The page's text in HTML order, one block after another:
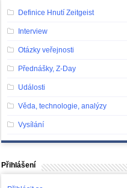
Definice Hnutí Zeitgeist
Interview
Otázky veřejnosti
Přednášky, Z-Day
Události
Věda, technologie, analýzy
Vysílání
Přihlášení